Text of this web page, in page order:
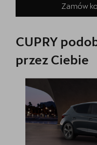
Zamów
CUPRY
przez Ciebie